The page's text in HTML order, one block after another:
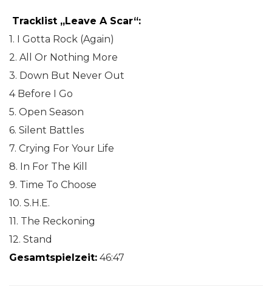
Tracklist „Leave A Scar“:
1. I Gotta Rock (Again)
2. All Or Nothing More
3. Down But Never Out
4 Before I Go
5. Open Season
6. Silent Battles
7. Crying For Your Life
8. In For The Kill
9. Time To Choose
10. S.H.E.
11. The Reckoning
12. Stand
Gesamtspielzeit: 46:47